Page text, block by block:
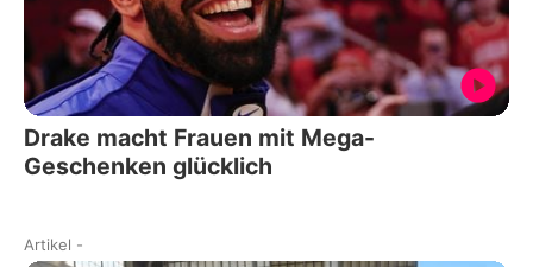
Drake macht Frauen mit Mega-
Geschenken glücklich
Artikel -